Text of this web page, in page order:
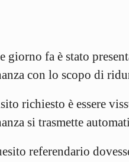
giorno fa è stato
con lo scopo di
richiesto è essere
si trasmette
referendario